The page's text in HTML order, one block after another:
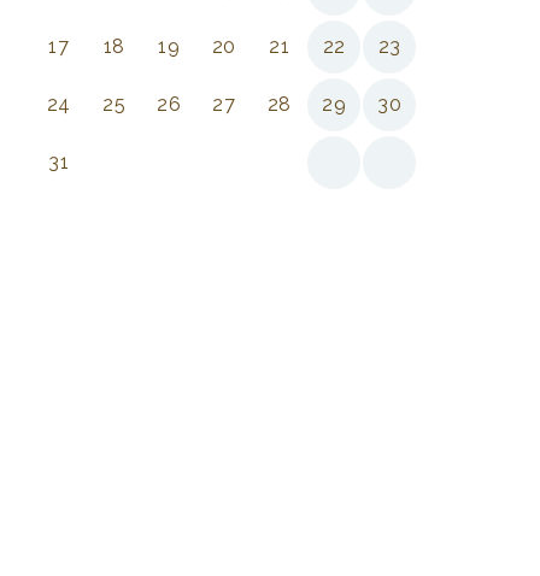
17 18 19 20 21 22 23
24 25 26 27 28 29 30
31